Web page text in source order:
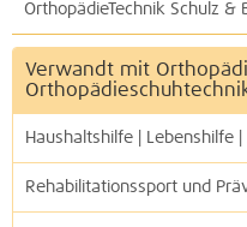
Verwandt mit
Haushaltshilfe | Lebenshilfe
Rehabilitationssport und